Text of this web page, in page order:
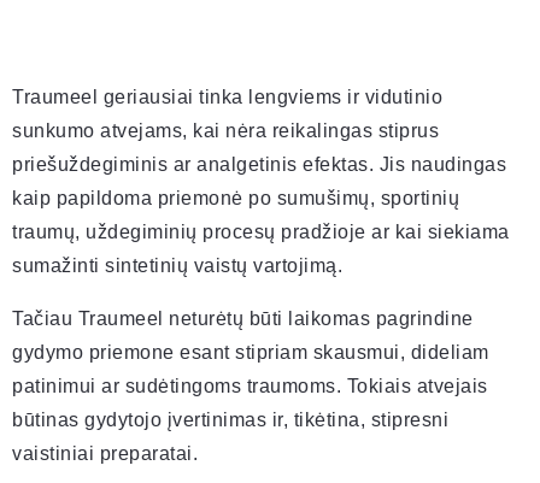
Traumeel geriausiai tinka lengviems ir vidutinio
sunkumo atvejams, kai nėra reikalingas stiprus
priešuždegiminis ar analgetinis efektas. Jis naudingas
kaip papildoma priemonė po sumušimų, sportinių
traumų, uždegiminių procesų pradžioje ar kai siekiama
sumažinti sintetinių vaistų vartojimą.
Tačiau Traumeel neturėtų būti laikomas pagrindine
gydymo priemone esant stipriam skausmui, dideliam
patinimui ar sudėtingoms traumoms. Tokiais atvejais
būtinas gydytojo įvertinimas ir, tikėtina, stipresni
vaistiniai preparatai.